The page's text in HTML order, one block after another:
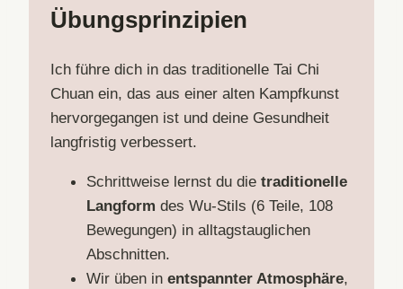
Übungsprinzipien
Ich führe dich in das traditionelle Tai Chi
Chuan ein, das aus einer alten Kampfkunst
hervorgegangen ist und deine Gesundheit
langfristig verbessert.
Schrittweise lernst du die traditionelle
Langform des Wu-Stils (6 Teile, 108
Bewegungen) in alltagstauglichen
Abschnitten.
Wir üben in entspannter Atmosphäre,